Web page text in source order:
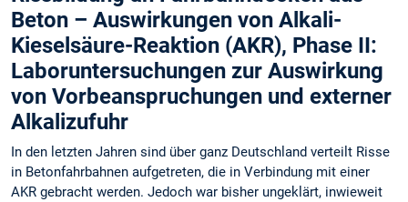
Beton – Auswirkungen von Alkali-
Kieselsäure-Reaktion (AKR), Phase II:
Laboruntersuchungen zur Auswirkung
von Vorbeanspruchungen und externer
Alkalizufuhr
In den letzten Jahren sind über ganz Deutschland verteilt Risse
in Betonfahrbahnen aufgetreten, die in Verbindung mit einer
AKR gebracht werden. Jedoch war bisher ungeklärt, inwieweit